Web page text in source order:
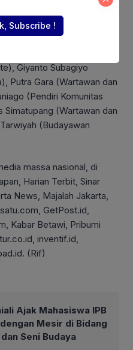
pembacaan puisi
Giyanto Subagiyo
Putra Gara (Wartawan dan
(Pendiri Komunitas
Simatupang (Wartawan dan
(Budayawan
massa nasional, di
Harian Terbit, Sinar
News, Majalah Jakarta,
GetPost.id,
Kabar Betawi, Pribumi
inventif.id,
(Rif)
Ajak Mahasiswa IPB
Mesir di Bidang
Seni Budaya
Subscribe !